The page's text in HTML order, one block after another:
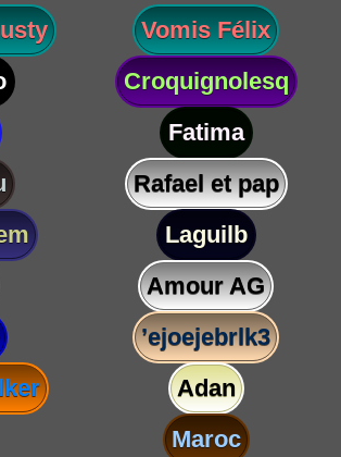
Vomis Félix
Croquignolesq
Fatima
Rafael et pap
Laguilb
Amour AG
’ejoejebrlk3
Adan
Maroc